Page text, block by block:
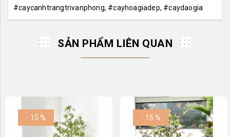
#caycanhtrangtrivanphong, #cayhoagiadep, #caydaogia
SẢN PHẨM LIÊN QUAN
- 15 % - 15 %